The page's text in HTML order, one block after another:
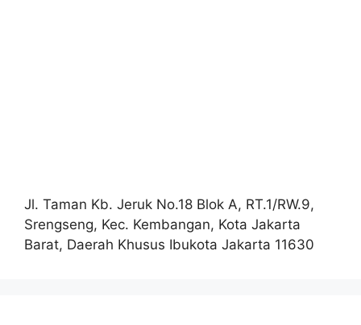
Jl. Taman Kb. Jeruk No.18 Blok A, RT.1/RW.9,
Srengseng, Kec. Kembangan, Kota Jakarta
Barat, Daerah Khusus Ibukota Jakarta 11630